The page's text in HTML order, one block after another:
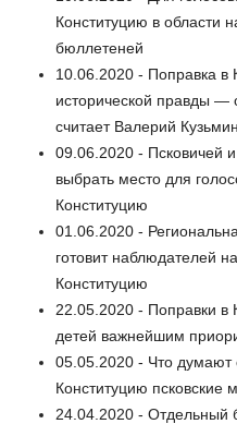
Конституцию в области
бюллетеней
10.06.2020 - Поправка в
исторической правды —
считает Валерий Кузьмин
09.06.2020 - Псковичей
выбрать место для
Конституцию
01.06.2020 -
готовит наблюдателей
Конституцию
22.05.2020 - Поправки в
детей важнейшим
05.05.2020 - Что думают
Конституцию псковские
24.04.2020 - Отдельный